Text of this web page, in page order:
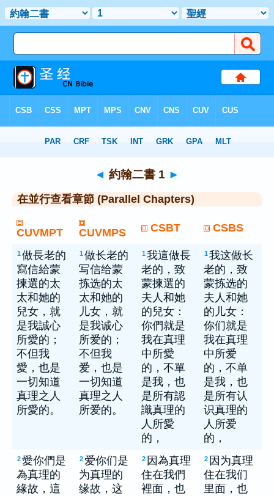
◄ 約翰二書 1 ►
在並行查看章節 (Parallel Chapters)
CUVMPT CUVMPS CSBT CSBS
1做長老的
寫信給蒙
揀選的太
太和她的
兒女，就
是我誠心
所愛的；
不但我
愛，也是
一切知道
真理之人
所愛的。
1做长老的
写信给蒙
拣选的太
太和她的
儿女，就
是我诚心
所爱的；
不但我
爱，也是
一切知道
真理之人
所爱的。
1我這做長
老的，致
蒙揀選的
夫人和她
的兒女：
你們就是
我在真理
中所愛
的，不單
是我，也
是所有認
識真理的
人所愛
的，
1我这做长
老的，致
蒙拣选的
夫人和她
的儿女：
你们就是
我在真理
中所爱
的，不单
是我，也
是所有认
识真理的
人所爱
的，
2愛你們是
為真理的
緣故，這
2爱你们是
为真理的
缘故，这
2 因為真理
住在我們
裡面，也
2 因为真理
住在我们
里面，也